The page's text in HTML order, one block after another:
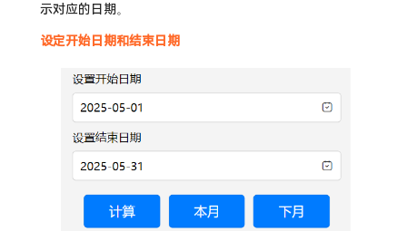
示对应的日期。
设定开始日期和结束日期